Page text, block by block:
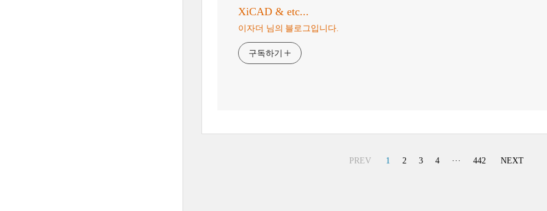
XiCAD & etc...
이자더 님의 블로그입니다.
구독하기
PREV 1 2 3 4 ··· 442 NEXT